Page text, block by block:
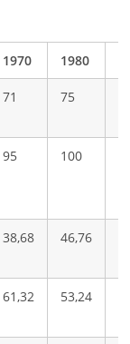
1970 1980
71 75
95 100
38,68 46,76
61,32 53,24